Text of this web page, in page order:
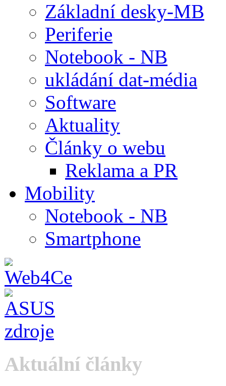
Základní desky-MB
Periferie
Notebook - NB
ukládání dat-média
Software
Aktuality
Články o webu
Reklama a PR
Mobility
Notebook - NB
Smartphone
Aktuální články